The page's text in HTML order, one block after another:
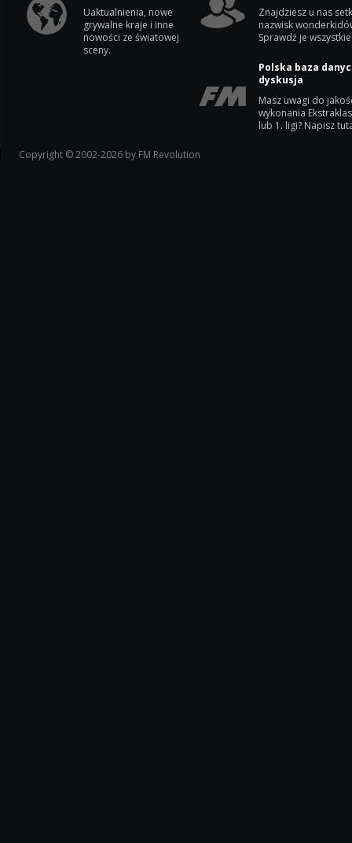
Uaktualnienia, nowe
grywalne kraje i inne
nowości ze światowej
sceny.
Znajdziesz u nas
nazwisk
Sprawdź je
Polska baza
dyskusja
Masz uwagi do
wykonania
lub 1. ligi? Napisz
Copyright © 2002-2026 by FM Revolution